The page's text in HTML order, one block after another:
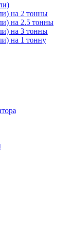
на 2 тонны
на 2.5 тонны
на 3 тонны
на 1 тонну